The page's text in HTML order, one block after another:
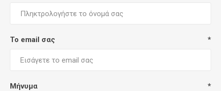
Το email σας *
Μήνυμα *